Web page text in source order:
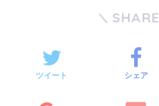
SHARE
ツイート シェア